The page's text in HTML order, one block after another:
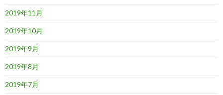
2019年11月
2019年10月
2019年9月
2019年8月
2019年7月